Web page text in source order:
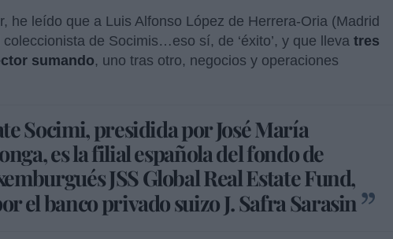
he leído que a Luis Alfonso López de Herrera-Oria (Madrid
de Socimis…eso sí, de ‘éxito’, y que lleva tres
sumando, uno tras otro, negocios y operaciones
Socimi, presidida por José María
es la filial española del fondo de
JSS Global Real Estate Fund,
el banco privado suizoJ. Safra Sarasin